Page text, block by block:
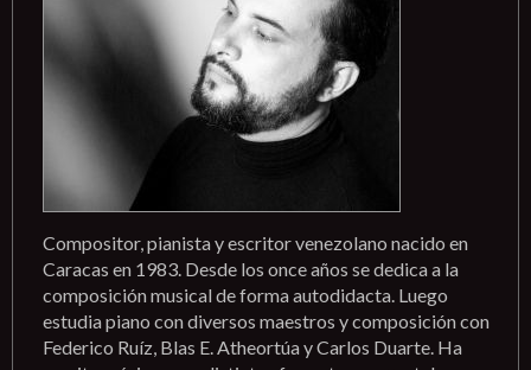
Compositor, pianista y escritor venezolano nacido en
Caracas en 1983. Desde los once años se dedica a la
composición musical de forma autodidacta. Luego
estudia piano con diversos maestros y composición con
Federico Ruíz, Blas E. Atheortúa y Carlos Duarte. Ha